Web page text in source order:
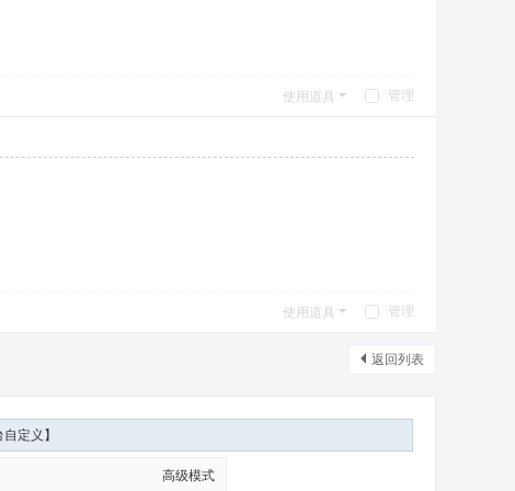
管理
使用道具
管理
使用道具
返回列表
定义】
高级模式